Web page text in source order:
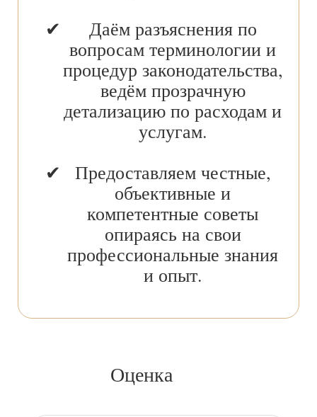
Даём разъяснения по
вопросам терминологии и
процедур законодательства,
ведём прозрачную
детализацию по расходам и
услугам.
Предоставляем честные,
объективные и
компетентные советы
опираясь на свои
профессиональные знания
и опыт.
Оценка